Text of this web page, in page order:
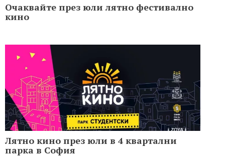
Очаквайте през юли лятно фестивално
кино
Лятно кино през юли в 4 квартални
парка в София